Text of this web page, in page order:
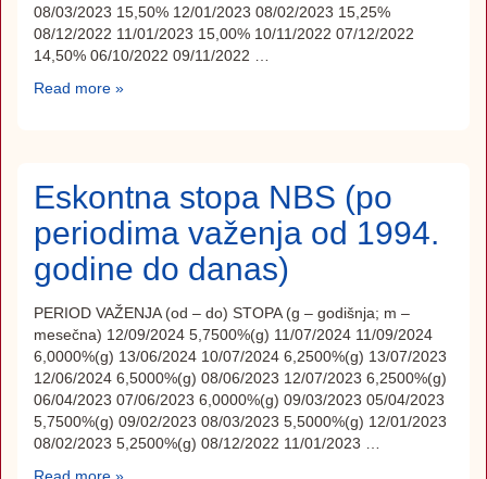
08/03/2023 15,50% 12/01/2023 08/02/2023 15,25%
08/12/2022 11/01/2023 15,00% 10/11/2022 07/12/2022
14,50% 06/10/2022 09/11/2022 …
Read more »
Eskontna stopa NBS (po
periodima važenja od 1994.
godine do danas)
PERIOD VAŽENJA (od – do) STOPA (g – godišnja; m –
mesečna) 12/09/2024 5,7500%(g) 11/07/2024 11/09/2024
6,0000%(g) 13/06/2024 10/07/2024 6,2500%(g) 13/07/2023
12/06/2024 6,5000%(g) 08/06/2023 12/07/2023 6,2500%(g)
06/04/2023 07/06/2023 6,0000%(g) 09/03/2023 05/04/2023
5,7500%(g) 09/02/2023 08/03/2023 5,5000%(g) 12/01/2023
08/02/2023 5,2500%(g) 08/12/2022 11/01/2023 …